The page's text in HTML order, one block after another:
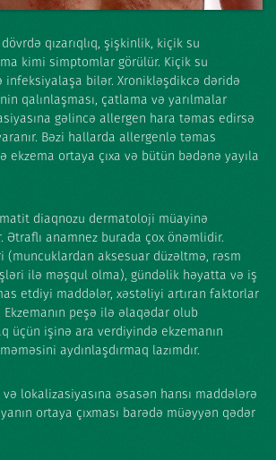
qızarıqlıq, şişkinlik, kiçik su
kimi simptomlar görülür. Kiçik su
infeksiyalaşa bilər. Xronikləşdikcə dəridə
qalınlaşması, çatlama və yarılmalar
gəlincə allergen hara təmas edirsə
Bəzi hallarda allergenlə təmas
ekzema ortaya çıxa və bütün bədənə yayıla
diaqnozu dermatoloji müayinə
Ətraflı anamnez burada çox önəmlidir.
(muncuklardan aksesuar düzəltmə, rəsm
ilə məşqul olma), gündəlik həyatta və iş
etdiyi maddələr, xəstəliyi artıran faktorlar
Ekzemanın peşə ilə əlaqədar olub
üçün işinə ara verdiyində ekzemanın
aydınlaşdırmaq lazımdır.
və lokalizasiyasına əsasən hansı maddələrə
ortaya çıxması barədə müəyyən qədər